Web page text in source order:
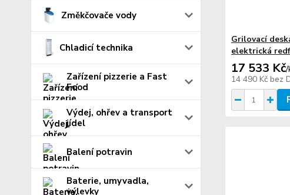
Změkčovače vody
Chladicí technika
Zařízení pizzerie a Fast
Food
Výdej, ohřev a transport
jídel
Balení potravin
Baterie, umyvadla,
výlevky
Grilovací
elektrická
17 533 Kč/
14 490 Kč bez